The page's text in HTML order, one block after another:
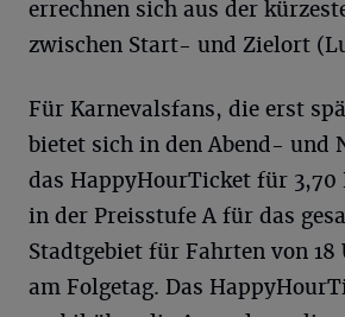
errechnen sich aus der
zwischen Start- und Zielort
Für Karnevalsfans, die erst
bietet sich in den Abend- und
das HappyHourTicket für 3,70
in der Preisstufe A für das
Stadtgebiet für Fahrten von
am Folgetag. Das